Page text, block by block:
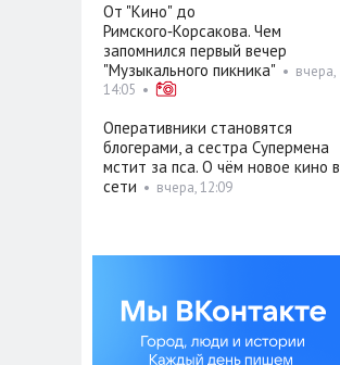
От "Кино" до
Римского‑Корсакова. Чем
запомнился первый вечер
"Музыкального пикника" • вчера,
14:05 •
Оперативники становятся
блогерами, а сестра Супермена
мстит за пса. О чём новое кино в
сети • вчера, 12:09